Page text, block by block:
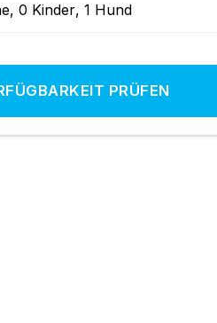
,0 Kinder,1 Hund
PRÜFEN